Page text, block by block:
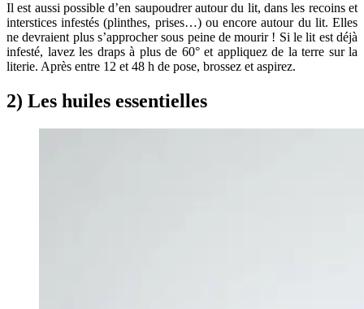
Il est aussi possible d’en saupoudrer autour du lit, dans les recoins et
interstices infestés (plinthes, prises…) ou encore autour du lit. Elles
ne devraient plus s’approcher sous peine de mourir ! Si le lit est déjà
infesté, lavez les draps à plus de 60° et appliquez de la terre sur la
literie. Après entre 12 et 48 h de pose, brossez et aspirez.
2) Les huiles essentielles